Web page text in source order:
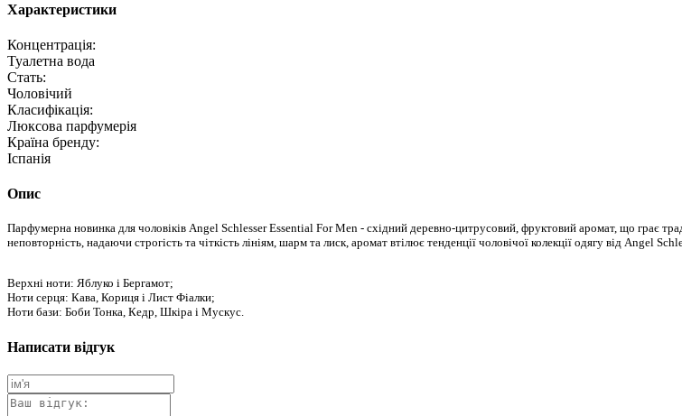
Характеристики
Концентрація:
Туалетна вода
Стать:
Чоловічий
Класифікація:
Люксова парфумерія
Країна бренду:
Іспанія
Опис
Парфумерна новинка для чоловіків Angel Schlesser Essential For Men - східний деревно-цитрусовий, фруктовий аромат, що грає
неповторність, надаючи строгість та чіткість лініям, шарм та лиск, аромат втілює тенденції чоловічої колекції одягу від Angel
Верхні ноти: Яблуко і Бергамот;
Ноти серця: Кава, Кориця і Лист Фіалки;
Ноти бази: Боби Тонка, Кедр, Шкіра і Мускус.
Написати відгук